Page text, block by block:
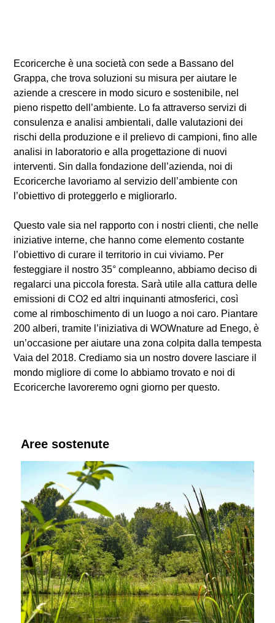
Ecoricerche è una società con sede a Bassano del
Grappa, che trova soluzioni su misura per aiutare le
aziende a crescere in modo sicuro e sostenibile, nel
pieno rispetto dell’ambiente. Lo fa attraverso servizi di
consulenza e analisi ambientali, dalle valutazioni dei
rischi della produzione e il prelievo di campioni, fino alle
analisi in laboratorio e alla progettazione di nuovi
interventi. Sin dalla fondazione dell’azienda, noi di
Ecoricerche lavoriamo al servizio dell’ambiente con
l’obiettivo di proteggerlo e migliorarlo.
Questo vale sia nel rapporto con i nostri clienti, che nelle
iniziative interne, che hanno come elemento costante
l’obiettivo di curare il territorio in cui viviamo. Per
festeggiare il nostro 35° compleanno, abbiamo deciso di
regalarci una piccola foresta. Sarà utile alla cattura delle
emissioni di CO2 ed altri inquinanti atmosferici, così
come al rimboschimento di un luogo a noi caro. Piantare
200 alberi, tramite l’iniziativa di WOWnature ad Enego, è
un’occasione per aiutare una zona colpita dalla tempesta
Vaia del 2018. Crediamo sia un nostro dovere lasciare il
mondo migliore di come lo abbiamo trovato e noi di
Ecoricerche lavoreremo ogni giorno per questo.
Aree sostenute